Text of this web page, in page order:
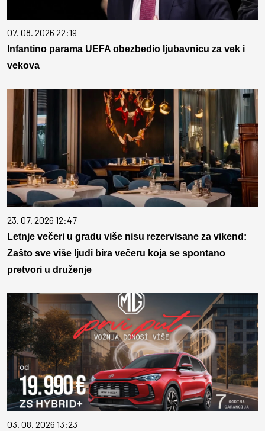
07. 08. 2026 22:19
Infantino parama UEFA obezbedio ljubavnicu za vek i
vekova
23. 07. 2026 12:47
Letnje večeri u gradu više nisu rezervisane za vikend:
Zašto sve više ljudi bira večeru koja se spontano
pretvori u druženje
03. 08. 2026 13:23